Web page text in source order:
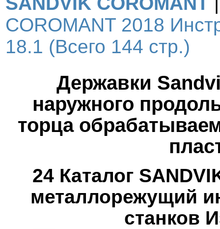
COROMANT 2018
18.1 (Всего 144 стр.)
Державки
наружного
торца
24 Каталог
металлорежущий
станков